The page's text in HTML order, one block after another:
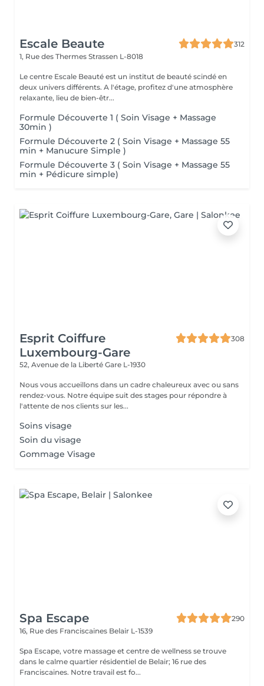
Escale Beaute
312
1, Rue des Thermes Strassen L-8018
Le centre Escale Beauté est un institut de beauté scindé en
deux univers différents. A l'étage, profitez d'une atmosphère
relaxante, lieu de bien-êtr...
Formule Découverte 1 ( Soin Visage + Massage
30min )
Formule Découverte 2 ( Soin Visage + Massage 55
min + Manucure Simple )
Formule Découverte 3 ( Soin Visage + Massage 55
min + Pédicure simple)
Esprit Coiffure
Luxembourg-Gare
308
52, Avenue de la Liberté Gare L-1930
Nous vous accueillons dans un cadre chaleureux avec ou sans
rendez-vous. Notre équipe suit des stages pour répondre à
l'attente de nos clients sur les...
Soins visage
Soin du visage
Gommage Visage
Spa Escape
290
16, Rue des Franciscaines Belair L-1539
Spa Escape, votre massage et centre de wellness se trouve
dans le calme quartier résidentiel de Belair; 16 rue des
Franciscaines. Notre travail est fo...